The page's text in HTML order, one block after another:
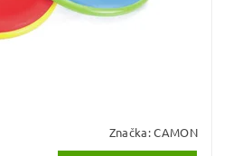
Značka:CAMON